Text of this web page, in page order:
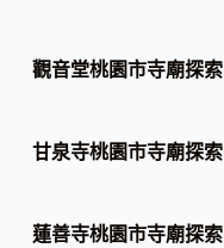
觀音堂桃園市寺廟探索
甘泉寺桃園市寺廟探索
蓮善寺桃園市寺廟探索